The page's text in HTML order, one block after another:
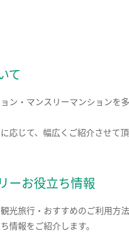
て
ン・マンスリーマンションを
応じて、幅広くご紹介させて頂
ーお役立ち情報
光旅行・おすすめのご利用方
情報をご紹介します。